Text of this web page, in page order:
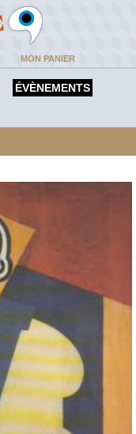
MON PANIER
ÉVÈNEMENTS